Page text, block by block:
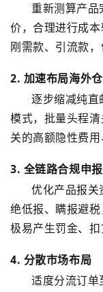
重新测算产
价，合理进行成
刚需款、引流款，
2. 加速布局海外
逐步缩减纯
模式，批量头程
关的高额隐性费用
3. 全链路合规申报
优化产品报
绝低报、瞒报避
极易产生罚金、扣
4. 分散市场布局
适度分流订单